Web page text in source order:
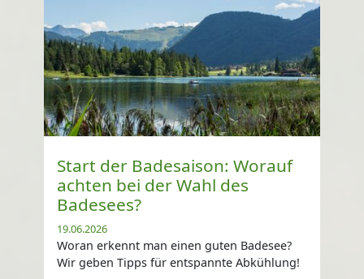
Start der Badesaison: Worauf
achten bei der Wahl des
Badesees?
19.06.2026
Woran erkennt man einen guten Badesee?
Wir geben Tipps für entspannte Abkühlung!